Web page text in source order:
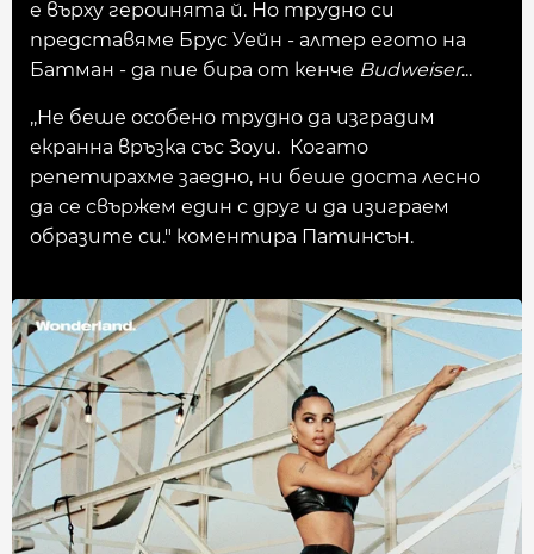
е върху героинята й. Но трудно си
представяме Брус Уейн - алтер егото на
Батман - да пие бира от кенче Budweiser...
,,Не беше особено трудно да изградим
екранна връзка със Зоуи. Когато
репетирахме заедно, ни беше доста лесно
да се свържем един с друг и да изиграем
образите си." коментира Патинсън.